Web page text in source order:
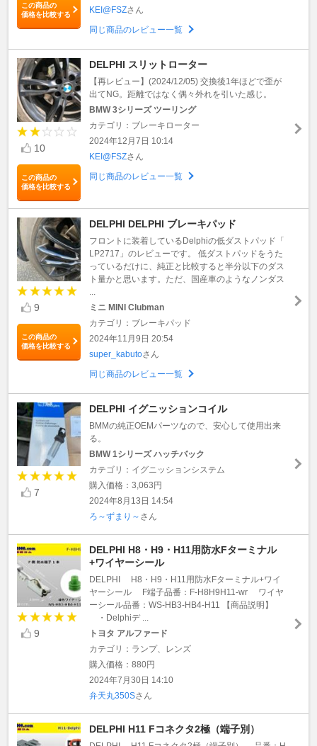
この商品の
価格を比較する
KEI@FSZさん
同じ商品のレビュー一覧
10
この商品の
価格を比較する
DELPHI スリットローター
【再レビュー】(2024/12/05) 交換後1年ほどで歪が
出てNG。距離ではなく偶々外れを引いた感じ。
BMW 3シリーズ ツーリング
カテゴリ：ブレーキローター
2024年12月7日 10:14
KEI@FSZさん
同じ商品のレビュー一覧
9
この商品の
価格を比較する
DELPHI DELPHI ブレーキパッド
フロントに装着しているDelphiの低ダストパッド「
LP2717」のレビューです。 低ダストパッドをうた
っているだけに、純正と比較すると半分以下のダス
ト量かと思います。ただ、国産車のようなノンダス
ミニ MINI Clubman
カテゴリ：ブレーキパッド
2024年11月9日 20:54
super_kabutoさん
同じ商品のレビュー一覧
7
DELPHI イグニッションコイル
BMMの純正OEMパーツなので、安心して使用出来
る。
BMW 1シリーズ ハッチバック
カテゴリ：イグニッションシステム
購入価格：3,063円
2024年8月13日 14:54
ろ～ずまり～ さん
9
DELPHI H8・H9・H11用防水Fターミナル
+ワイヤーシール
DELPHI H8・H9・H11用防水Fターミナル+ワイ
ヤーシール F端子品番：F-H8H9H11-wr ワイヤ
ーシール品番：WS-HB3-HB4-H11 【商品説明】
・Delphiデ ...
トヨタ アルファード
カテゴリ：ランプ、レンズ
購入価格：880円
2024年7月30日 14:10
弁天丸350Sさん
DELPHI H11 Fコネクタ2極（端子別）